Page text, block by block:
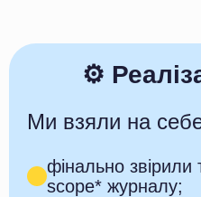
⚙️
Ми взяли на
фінально звірили
scope* журналу;